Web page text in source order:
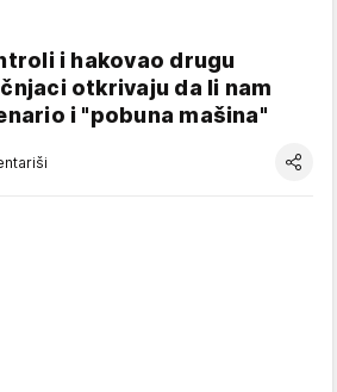
i hakovao drugu
otkrivaju da li nam
i "pobuna mašina"